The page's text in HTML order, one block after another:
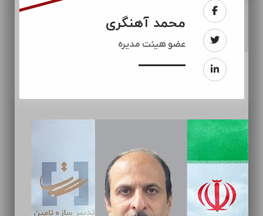
محمد آهنگری
عضو هیئت مدیره